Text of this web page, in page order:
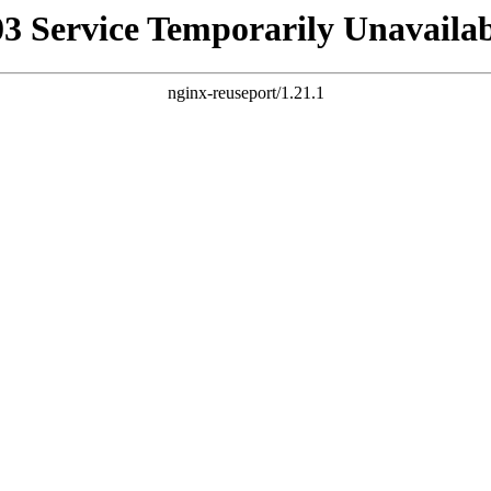
Service Temporarily
nginx-reuseport/1.21.1